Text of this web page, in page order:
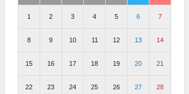
1 2 3 4 5 6 7
8 9 10 11 12 13 14
15 16 17 18 19 20 21
22 23 24 25 26 27 28